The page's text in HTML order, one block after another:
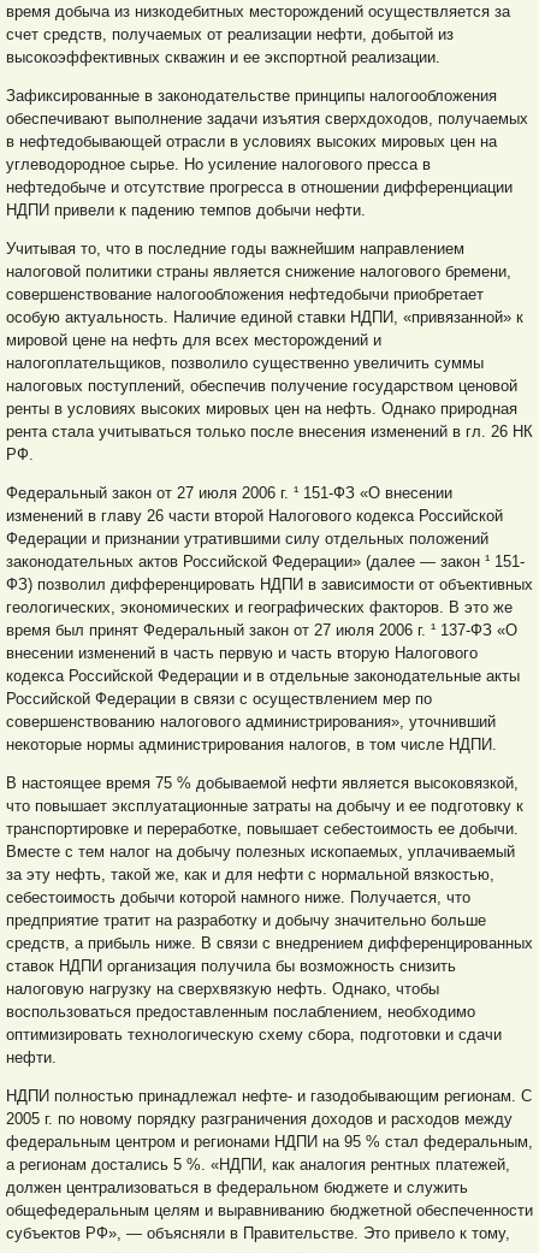
время добыча из низкодебитных месторождений осуществляется за
счет средств, получаемых от реализации нефти, добытой из
высокоэффективных скважин и ее экспортной реализации.
Зафиксированные в законодательстве принципы налогообложения
обеспечивают выполнение задачи изъятия сверхдоходов, получаемых
в нефтедобывающей отрасли в условиях высоких мировых цен на
углеводородное сырье. Но усиление налогового пресса в
нефтедобыче и отсутствие прогресса в отношении дифференциации
НДПИ привели к падению темпов добычи нефти.
Учитывая то, что в последние годы важнейшим направлением
налоговой политики страны является снижение налогового бремени,
совершенствование налогообложения нефтедобычи приобретает
особую актуальность. Наличие единой ставки НДПИ, «привязанной» к
мировой цене на нефть для всех месторождений и
налогоплательщиков, позволило существенно увеличить суммы
налоговых поступлений, обеспечив получение государством ценовой
ренты в условиях высоких мировых цен на нефть. Однако природная
рента стала учитываться только после внесения изменений в гл. 26 НК
РФ.
Федеральный закон от 27 июля 2006 г. ¹ 151-ФЗ «О внесении
изменений в главу 26 части второй Налогового кодекса Российской
Федерации и признании утратившими силу отдельных положений
законодательных актов Российской Федерации» (далее — закон ¹ 151-
ФЗ) позволил дифференцировать НДПИ в зависимости от объективных
геологических, экономических и географических факторов. В это же
время был принят Федеральный закон от 27 июля 2006 г. ¹ 137-ФЗ «О
внесении изменений в часть первую и часть вторую Налогового
кодекса Российской Федерации и в отдельные законодательные акты
Российской Федерации в связи с осуществлением мер по
совершенствованию налогового администрирования», уточнивший
некоторые нормы администрирования налогов, в том числе НДПИ.
В настоящее время 75 % добываемой нефти является высоковязкой,
что повышает эксплуатационные затраты на добычу и ее подготовку к
транспортировке и переработке, повышает себестоимость ее добычи.
Вместе с тем налог на добычу полезных ископаемых, уплачиваемый
за эту нефть, такой же, как и для нефти с нормальной вязкостью,
себестоимость добычи которой намного ниже. Получается, что
предприятие тратит на разработку и добычу значительно больше
средств, а прибыль ниже. В связи с внедрением дифференцированных
ставок НДПИ организация получила бы возможность снизить
налоговую нагрузку на сверхвязкую нефть. Однако, чтобы
воспользоваться предоставленным послаблением, необходимо
оптимизировать технологическую схему сбора, подготовки и сдачи
нефти.
НДПИ полностью принадлежал нефте- и газодобывающим регионам. С
2005 г. по новому порядку разграничения доходов и расходов между
федеральным центром и регионами НДПИ на 95 % стал федеральным,
а регионам достались 5 %. «НДПИ, как аналогия рентных платежей,
должен централизоваться в федеральном бюджете и служить
общефедеральным целям и выравниванию бюджетной обеспеченности
субъектов РФ», — объясняли в Правительстве. Это привело к тому,